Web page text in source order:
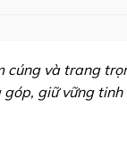
cúng và trang
giữ vững